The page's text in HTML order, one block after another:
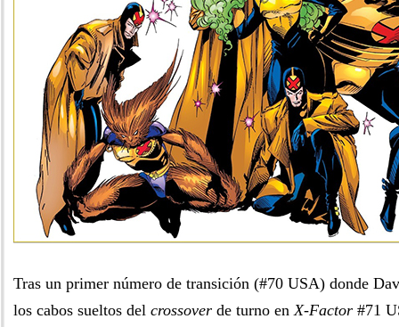
Tras un primer número de transición (#70 USA) donde
los cabos sueltos del crossover de turno enX-Factor #71